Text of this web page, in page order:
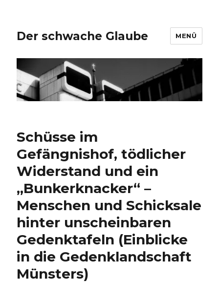
Der schwache Glaube MENÜ
Schüsse im
Gefängnishof, tödlicher
Widerstand und ein
„Bunkerknacker“ –
Menschen und Schicksale
hinter unscheinbaren
Gedenktafeln (Einblicke
in die Gedenklandschaft
Münsters)